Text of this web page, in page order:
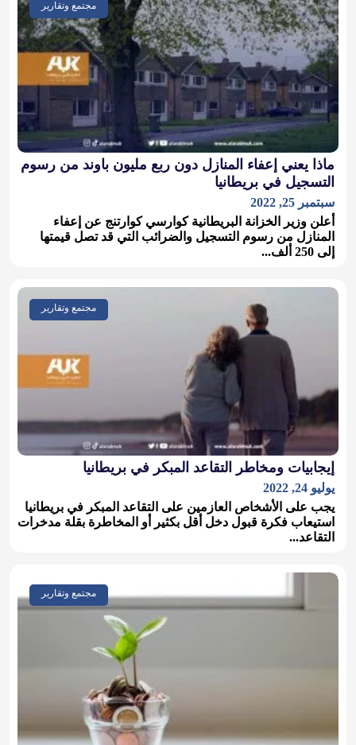
مجتمع وتقارير
ماذا يعني إعفاء المنازل دون ربع مليون باوند من رسوم
التسجيل في بريطانيا
سبتمبر 25, 2022
أعلن وزير الخزانة البريطانية كوارسي كوارتنج عن إعفاء
المنازل من رسوم التسجيل والضرائب التي قد تصل قيمتها
إلى 250 ألف...
مجتمع وتقارير
إيجابيات ومخاطر التقاعد المبكر في بريطانيا
يوليو 24, 2022
يجب على الأشخاص العازمين على التقاعد المبكر في بريطانيا
استيعاب فكرة قبول دخل أقل بكثير أو المخاطرة بقلة مدخرات
التقاعد...
مجتمع وتقارير